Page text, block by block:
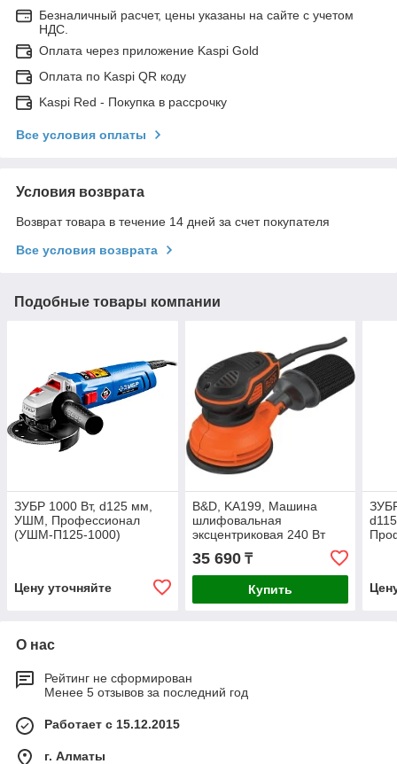
Безналичный расчет, цены указаны на сайте с учетом
НДС.
Оплата через приложение Kaspi Gold
Оплата по Kaspi QR коду
Kaspi Red - Покупка в рассрочку
Все условия оплаты
Условия возврата
Возврат товара в течение 14 дней за счет покупателя
Все условия возврата
Подобные товары компании
ЗУБР 1000 Вт, d125 мм,
УШМ, Профессионал
(УШМ-П125-1000)
Цену уточняйте
B&D, KA199, Машина
шлифовальная
эксцентриковая 240 Вт
35 690₸
Купить
О нас
Рейтинг не сформирован
Менее 5 отзывов за последний год
Работает с 15.12.2015
г. Алматы